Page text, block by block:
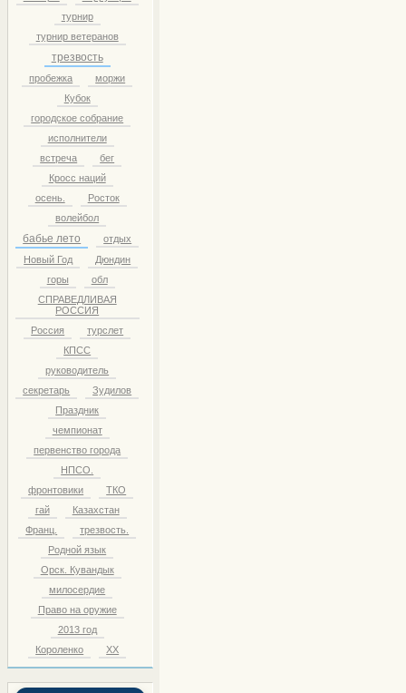
турнир
турнир ветеранов
трезвость
пробежка
моржи
Кубок
городское собрание
исполнители
встреча
бег
Кросс наций
осень.
Росток
волейбол
бабье лето
отдых
Новый Год
Дюндин
горы
обл
СПРАВЕДЛИВАЯ
РОССИЯ
Россия
турслет
КПСС
руководитель
секретарь
Зудилов
Праздник
чемпионат
первенство города
НПСО.
фронтовики
ТКО
гай
Казахстан
Франц.
трезвость.
Родной язык
Орск. Кувандык
милосердие
Право на оружие
2013 год
Короленко
ХХ